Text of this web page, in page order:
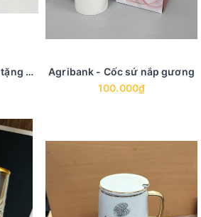
Đại học Dược - Set quà tặng bình trà sứ và cốc sứ
Agribank - Cốc sứ nắp gương
100.000₫